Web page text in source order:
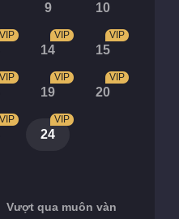
9 10
VIP
14
VIP
15
VIP
VIP
19
VIP
20
VIP
VIP
24
VIP
Vượt qua muôn vàn